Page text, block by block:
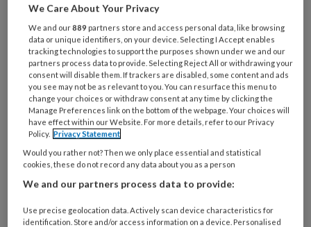
6 JULI 2022
De balans is zoek in
Jeugdzorgland
We Care About Your Privacy
We and our889 partners store and access personal data, like browsing
data or unique identifiers, on your device. Selecting I Accept enables
tracking technologies to support the purposes shown under we and our
partners process data to provide. Selecting Reject All or withdrawing your
consent will disable them. If trackers are disabled, some content and ads
you see may not be as relevant to you. You can resurface this menu to
change your choices or withdraw consent at any time by clicking the
Manage Preferences link on the bottom of the webpage. Your choices will
have effect within our Website. For more details, refer to our Privacy
Policy. Privacy Statement
Would you rather not? Then we only place essential and statistical
cookies, these do not record any data about you as a person
We and our partners process data to provide:
Use precise geolocation data. Actively scan device characteristics for
identification. Store and/or access information on a device. Personalised